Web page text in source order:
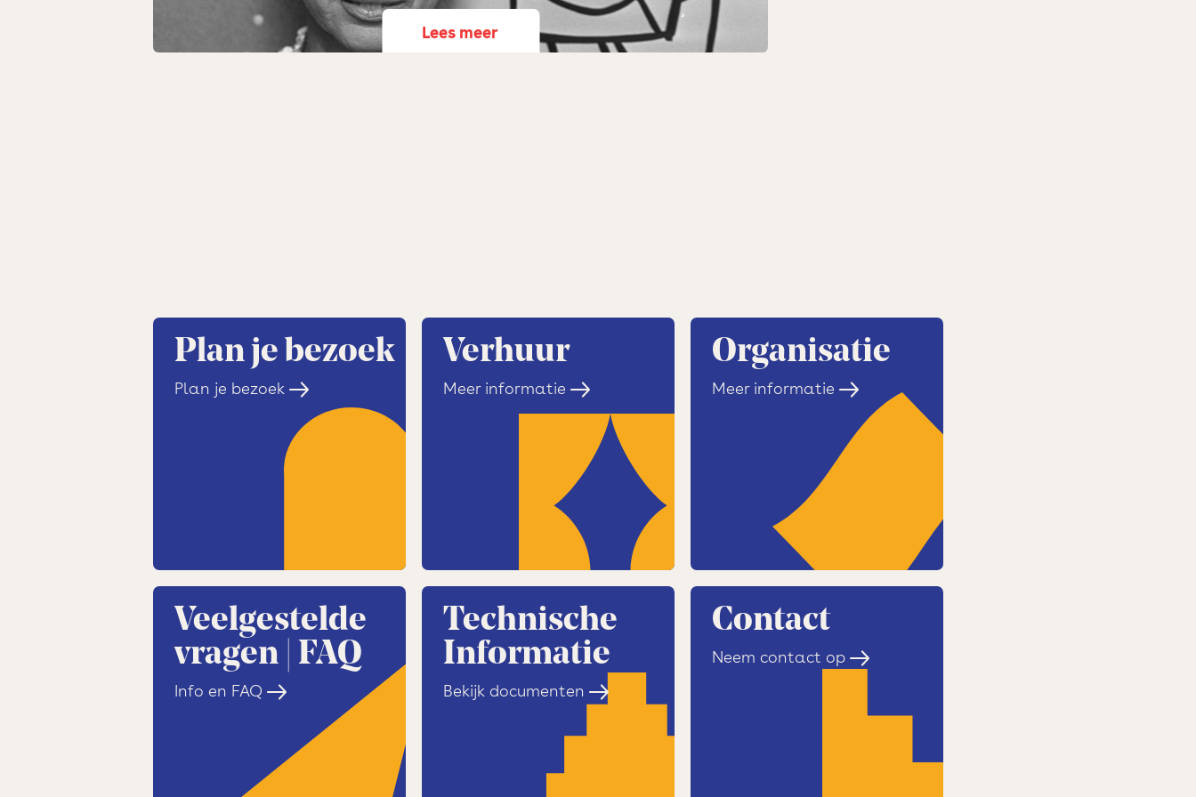
betekenis van de lemniscaatvorm: van buiten naar binnen. En wist je dat het
pand ook nog eens grensde aan de Koekjesbrug?
jeugdherinneringen: scholen organiseerden er toneelstukken- en musicals, veel
Amsterdamse kinderen bezochten het theater met hun familie. Meer weten over
de geschiedenis van het voormalige gebouw? Kijk dan op de website
Amsterdamopdekaart
Sinds 1 juli 2020 is Theater De Krakeling gevestigd aan de Pazzanistraat 15, op
het voormalige Westergasfabriekterrein. Het oude pand voldeed niet meer aan
de veiligheidseisen. Ook op onze nieuwe locatie maken jonge Amsterdammers
weer herinneringen voor het leven. Als creatieve broedplaats tussen het groen
is Cultuurpark Westergas de perfecte plek voor hét leukste theater voor de
jeugd.
foto: Jac de Nijs
Plan je bezoek
Plan je bezoek
Verhuur
Meer informatie
Organisatie
Meer informatie
Veelgestelde
vragen | FAQ
Info en FAQ
Technische
Informatie
Bekijk documenten
Contact
Neem contact op